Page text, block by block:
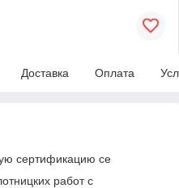
Доставка Оплата
сертификацию ce
работ с